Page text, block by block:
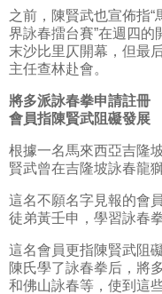
之前，陳賢武也宣佈指
界詠春擂台賽”在週四
末沙比里仄開幕，但最
主任查林赴會。
將多派詠春拳申請註冊
會員指陳賢武阻礙發展
根據一名馬來西亞吉隆
賢武曾在吉隆坡詠春龍
這名不願名字見報的會
徒弟黃壬申，學習詠春
這名會員更指陳賢武阻
陳氏學了詠春拳后，將
和佛山詠春等，使到這